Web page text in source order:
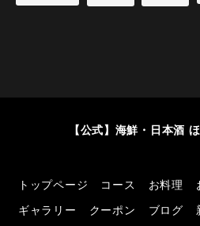
【公式】海鮮・日本酒
トップページ コース お料理
ギャラリー クーポン ブログ